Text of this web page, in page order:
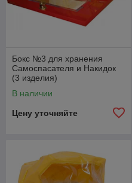
Бокс №3 для хранения
Самоспасателя и Накидок
(3 изделия)
В наличии
Цену уточняйте